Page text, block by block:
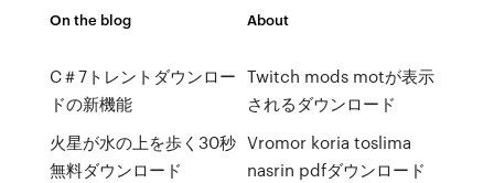
On the blog
C＃7トレントダウンロー
ドの新機能
火星が水の上を歩く30秒
無料ダウンロード
About
Twitch mods motが表示
されるダウンロード
Vromor koria toslima
nasrin pdfダウンロード